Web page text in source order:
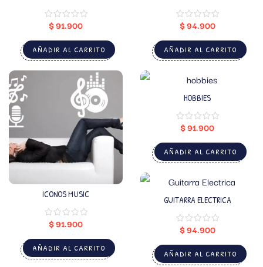
$91.900
AÑADIR AL CARRITO
$94.900
AÑADIR AL CARRITO
ICONOS MUSIC
$91.900
AÑADIR AL CARRITO
HOBBIES
$91.900
AÑADIR AL CARRITO
GUITARRA ELECTRICA
$94.900
AÑADIR AL CARRITO